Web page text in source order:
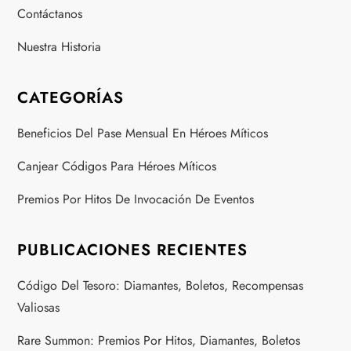
Contáctanos
Nuestra Historia
CATEGORÍAS
Beneficios Del Pase Mensual En Héroes Míticos
Canjear Códigos Para Héroes Míticos
Premios Por Hitos De Invocación De Eventos
PUBLICACIONES RECIENTES
Código Del Tesoro: Diamantes, Boletos, Recompensas
Valiosas
Rare Summon: Premios Por Hitos, Diamantes, Boletos